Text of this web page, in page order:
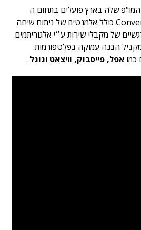
המו"פ שלה בארץ פועלים בתחום ה
Conversational Commerce כולל אלמנטים של ניתוח שיחה
של מקבלי שירות ע״י אלגוריתמים
הבנה עמוקה בפלטפורמות
כמו אפל, פייסבוק, וויצאט וגוגל .